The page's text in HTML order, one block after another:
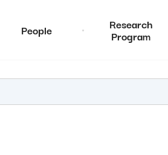
People Research
Program